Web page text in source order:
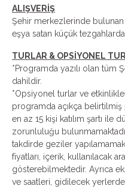
ALIŞVERİŞ
Şehir merkezlerinde
eşya satan küçük
TURLAR & OPSİYONEL
*Programda yazılı olan tüm
dahildir.
*Opsiyonel turlar ve
programda açıkça
en az 15 kişi katılım şartı ile
zorunluluğu
takdirde geziler
fiyatları, içerik, kullanılacak
gösterebilmektedir. Ayrıca
ve saatleri, gidilecek